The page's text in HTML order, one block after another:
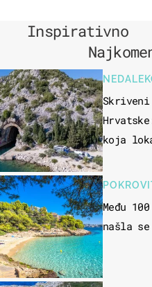
Inspirativno
koja
Među
našla